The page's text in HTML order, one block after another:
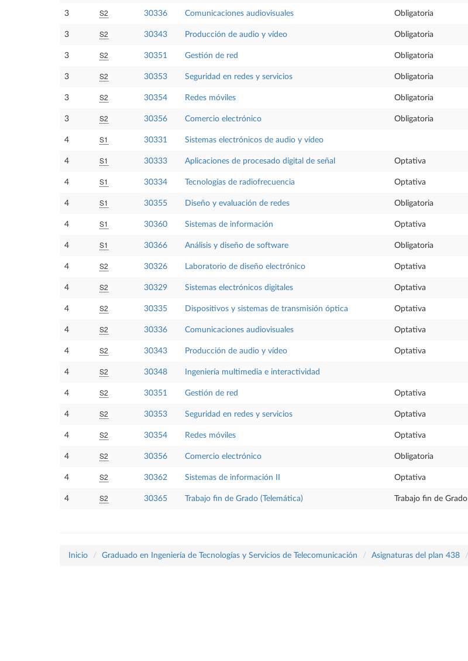
3 S2 30336 Comunicaciones audiovisuales Obligatoria
3 S2 30343 Producción de audio y vídeo Obligatoria
3 S2 30351 Gestión de red Obligatoria
3 S2 30353 Seguridad en redes y servicios Obligatoria
3 S2 30354 Redes móviles Obligatoria
3 S2 30356 Comercio electrónico Obligatoria
4 S1 30331 Sistemas electrónicos de audio y vídeo
4 S1 30333 Aplicaciones de procesado digital de señal Optativa
4 S1 30334 Tecnologías de radiofrecuencia Optativa
4 S1 30355 Diseño y evaluación de redes Obligatoria
4 S1 30360 Sistemas de información Optativa
4 S1 30366 Análisis y diseño de software Obligatoria
4 S2 30326 Laboratorio de diseño electrónico Optativa
4 S2 30329 Sistemas electrónicos digitales Optativa
4 S2 30335 Dispositivos y sistemas de transmisión óptica Optativa
4 S2 30336 Comunicaciones audiovisuales Optativa
4 S2 30343 Producción de audio y vídeo Optativa
4 S2 30348 Ingeniería multimedia e interactividad
4 S2 30351 Gestión de red Optativa
4 S2 30353 Seguridad en redes y servicios Optativa
4 S2 30354 Redes móviles Optativa
4 S2 30356 Comercio electrónico Obligatoria
4 S2 30362 Sistemas de información II Optativa
4 S2 30365 Trabajo fin de Grado (Telemática) Trabajo fin de Grado
Inicio Graduado en Ingeniería de Tecnologías y Servicios de Telecomunicación Asignaturas del plan 438